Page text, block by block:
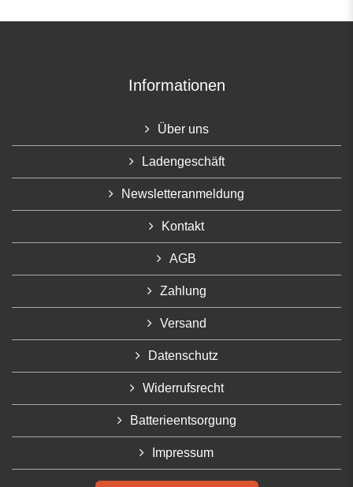
Informationen
Über uns
Ladengeschäft
Newsletteranmeldung
Kontakt
AGB
Zahlung
Versand
Datenschutz
Widerrufsrecht
Batterieentsorgung
Impressum